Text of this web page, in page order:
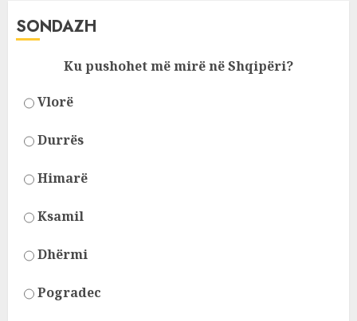
SONDAZH
Ku pushohet më mirë në Shqipëri?
Vlorë
Durrës
Himarë
Ksamil
Dhërmi
Pogradec